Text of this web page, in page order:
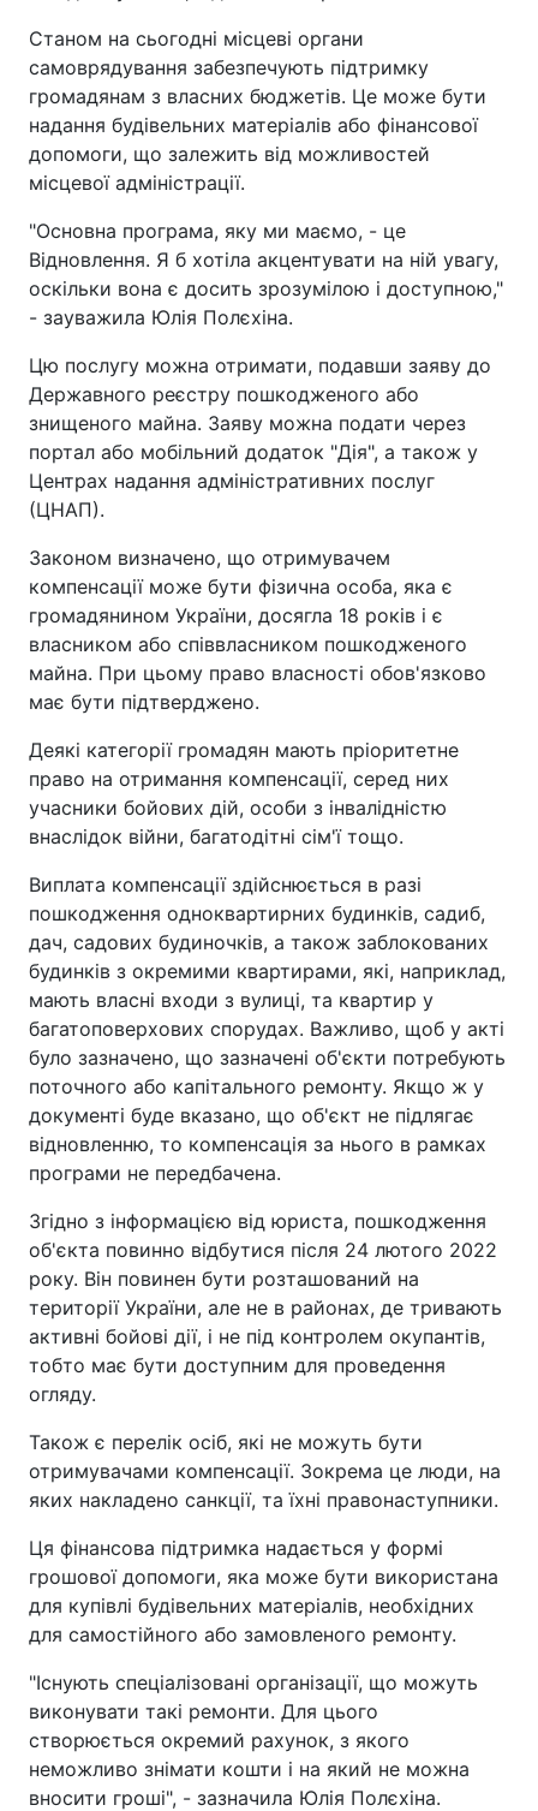
Станом на сьогодні місцеві органи
самоврядування забезпечують підтримку
громадянам з власних бюджетів. Це може бути
надання будівельних матеріалів або фінансової
допомоги, що залежить від можливостей
місцевої адміністрації.
"Основна програма, яку ми маємо, - це
Відновлення. Я б хотіла акцентувати на ній увагу,
оскільки вона є досить зрозумілою і доступною,"
- зауважила Юлія Полєхіна.
Цю послугу можна отримати, подавши заяву до
Державного реєстру пошкодженого або
знищеного майна. Заяву можна подати через
портал або мобільний додаток "Дія", а також у
Центрах надання адміністративних послуг
(ЦНАП).
Законом визначено, що отримувачем
компенсації може бути фізична особа, яка є
громадянином України, досягла 18 років і є
власником або співвласником пошкодженого
майна. При цьому право власності обов'язково
має бути підтверджено.
Деякі категорії громадян мають пріоритетне
право на отримання компенсації, серед них
учасники бойових дій, особи з інвалідністю
внаслідок війни, багатодітні сім'ї тощо.
Виплата компенсації здійснюється в разі
пошкодження одноквартирних будинків, садиб,
дач, садових будиночків, а також заблокованих
будинків з окремими квартирами, які, наприклад,
мають власні входи з вулиці, та квартир у
багатоповерхових спорудах. Важливо, щоб у акті
було зазначено, що зазначені об'єкти потребують
поточного або капітального ремонту. Якщо ж у
документі буде вказано, що об'єкт не підлягає
відновленню, то компенсація за нього в рамках
програми не передбачена.
Згідно з інформацією від юриста, пошкодження
об'єкта повинно відбутися після 24 лютого 2022
року. Він повинен бути розташований на
території України, але не в районах, де тривають
активні бойові дії, і не під контролем окупантів,
тобто має бути доступним для проведення
огляду.
Також є перелік осіб, які не можуть бути
отримувачами компенсації. Зокрема це люди, на
яких накладено санкції, та їхні правонаступники.
Ця фінансова підтримка надається у формі
грошової допомоги, яка може бути використана
для купівлі будівельних матеріалів, необхідних
для самостійного або замовленого ремонту.
"Існують спеціалізовані організації, що можуть
виконувати такі ремонти. Для цього
створюється окремий рахунок, з якого
неможливо знімати кошти і на який не можна
вносити гроші", - зазначила Юлія Полєхіна.